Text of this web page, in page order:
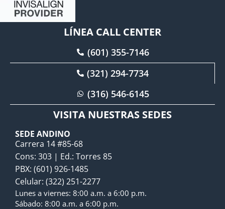
LÍNEA CALL CENTER
(601) 355-7146
(321) 294-7734
(316) 546-6145
VISITA NUESTRAS SEDES
SEDE ANDINO
Carrera 14 #85-68
Cons: 303 | Ed.: Torres 85
PBX: (601) 926-1485
Celular: (322) 251-2277
Lunes a viernes: 8:00 a.m. a 6:00 p.m.
Sábado: 8:00 a.m. a 6:00 p.m.